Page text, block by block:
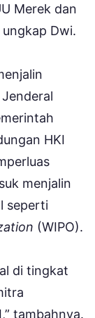
Merek dan
Dwi.
HKI
menjalin
seperti
(WIPO).
di tingkat
tambahnya.